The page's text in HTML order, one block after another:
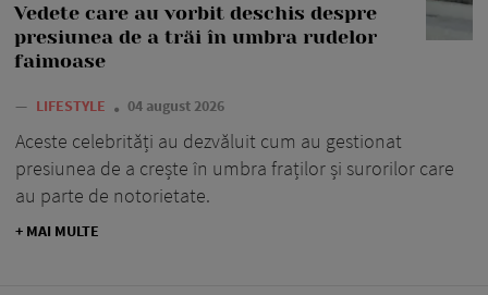
Vedete care au vorbit deschis despre
presiunea de a trăi în umbra rudelor
faimoase
— LIFESTYLE 04 august 2026
Aceste celebrități au dezvăluit cum au gestionat
presiunea de a crește în umbra fraților și surorilor care
au parte de notorietate.
+ MAI MULTE